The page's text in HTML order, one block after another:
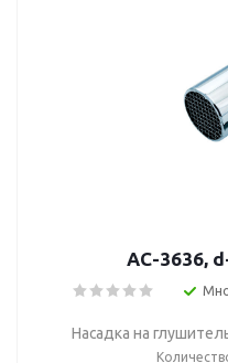
AC-3636,
Насадка на